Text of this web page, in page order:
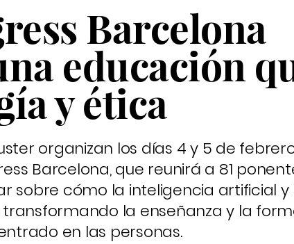
Barcelona
educación
y ética
organizan los días 4 y 5 de
Barcelona, que reunirá a 81
sobre cómo la inteligencia artificial y
la enseñanza y la
en las personas.